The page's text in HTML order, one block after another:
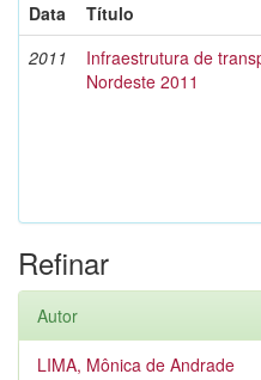
Data
Título
2011
Infraestrutura de
Nordeste 2011
Refinar
Autor
LIMA, Mônica de Andrade